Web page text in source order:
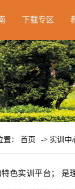
下载专区
置： 首页 -> 实训中
色实训平台； 是